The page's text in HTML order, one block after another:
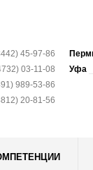
45-97-86
03-11-08
989-53-86
20-81-56
Уфа